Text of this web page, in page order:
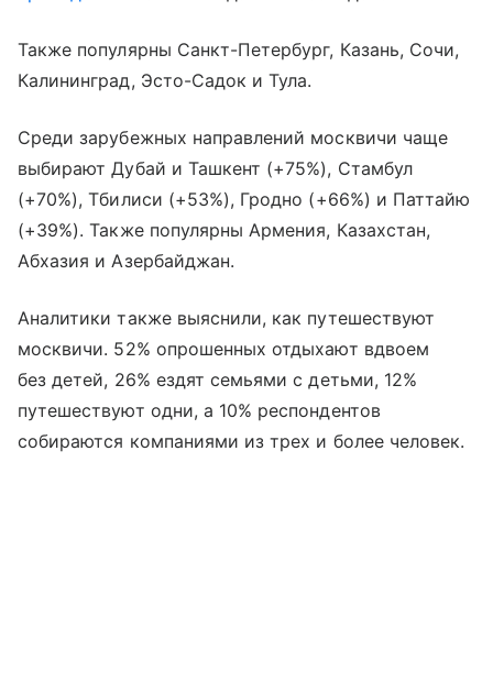
Также популярны Санкт-Петербург, Казань, Сочи,
Калининград, Эсто-Садок и Тула.
Среди зарубежных направлений москвичи чаще
выбирают Дубай и Ташкент (+75%), Стамбул
(+70%), Тбилиси (+53%), Гродно (+66%) и Паттайю
(+39%). Также популярны Армения, Казахстан,
Абхазия и Азербайджан.
Аналитики также выяснили, как путешествуют
москвичи. 52% опрошенных отдыхают вдвоем
без детей, 26% ездят семьями с детьми, 12%
путешествуют одни, а 10% респондентов
собираются компаниями из трех и более человек.